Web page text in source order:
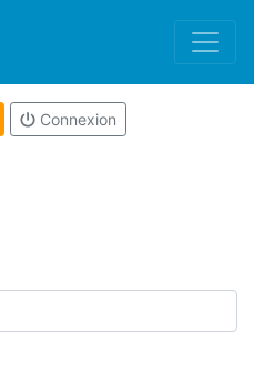
Connexion